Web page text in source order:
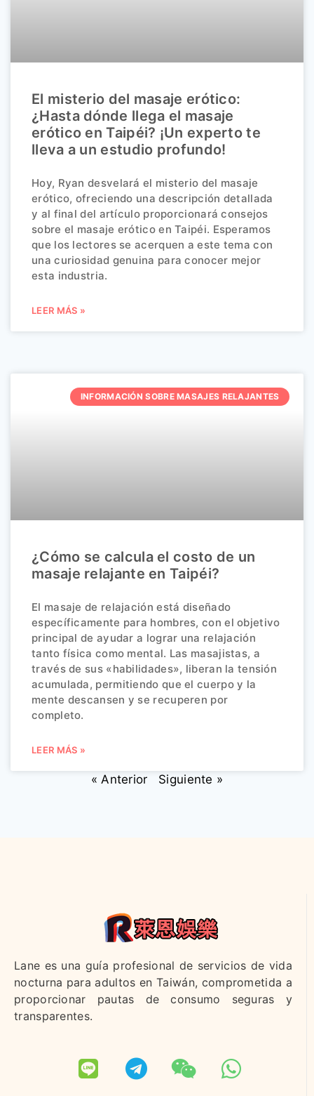
El misterio del masaje erótico:
¿Hasta dónde llega el masaje
erótico en Taipéi? ¡Un experto te
lleva a un estudio profundo!
Hoy, Ryan desvelará el misterio del masaje
erótico, ofreciendo una descripción detallada
y al final del artículo proporcionará consejos
sobre el masaje erótico en Taipéi. Esperamos
que los lectores se acerquen a este tema con
una curiosidad genuina para conocer mejor
esta industria.
LEER MÁS »
INFORMACIÓN SOBRE MASAJES RELAJANTES
¿Cómo se calcula el costo de un
masaje relajante en Taipéi?
El masaje de relajación está diseñado
específicamente para hombres, con el objetivo
principal de ayudar a lograr una relajación
tanto física como mental. Las masajistas, a
través de sus «habilidades», liberan la tensión
acumulada, permitiendo que el cuerpo y la
mente descansen y se recuperen por
completo.
LEER MÁS »
« Anterior Siguiente »
Lane es una guía profesional de servicios de vida
nocturna para adultos en Taiwán, comprometida a
proporcionar pautas de consumo seguras y
transparentes.